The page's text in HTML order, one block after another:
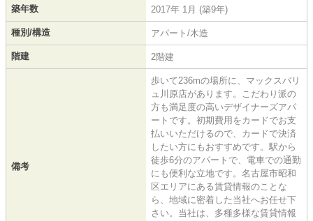
築年数 2017年 1月 (築9年)
種別/構造 アパート/木造
階建 2階建
備考
歩いて236mの場所に、マックスバリ
ュ川原店があります。こだわり派の
方も満足度の高いデザイナーズアパ
ートです。初期費用をカードでお支
払いいただけるので、カードで決済
したい方にもおすすめです。駅から
徒歩6分のアパートで、電車での通勤
にも便利な立地です。名古屋市昭和
区エリアにある賃貸情報のことな
ら、地域に密着した当社へお任せ下
さい。当社は、多種多様な賃貸情報